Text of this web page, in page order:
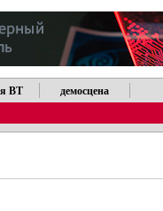
ВТ демосцена